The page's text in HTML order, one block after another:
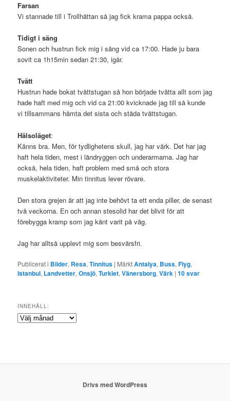
Farsan
Vi stannade till i Trollhättan så jag fick krama pappa också.
Tidigt i säng
Sonen och hustrun fick mig i säng vid ca 17:00. Hade ju bara
sovit ca 1h15min sedan 21:30, igår.
Tvätt
Hustrun hade bokat tvättstugan så hon började tvätta allt som jag
hade haft med mig och vid ca 21:00 kvicknade jag till så kunde
vi tillsammans hämta det sista och städa tvättstugan.
Hälsoläget:
Känns bra. Men, för tydlighetens skull, jag har värk. Det har jag
haft hela tiden, mest i ländryggen och underarmarna. Jag har
också, hela tiden, haft problem med små och stora
muskelaktiviteter. Min tinnitus lever rövare.
Den stora grejen är att jag inte behövt ta ett enda piller, de senast
två veckorna. En och annan stesolid har det blivit för att
förebygga kramp som jag känt varit på väg.
Jag har alltså upplevt mig som besvärsfri.
Publicerat i Bilder, Resa,Tinnitus | MärktAntalya, Buss,Flyg,
Istanbul, Landvetter,Onsjö,Turkiet,Vänersborg,Värk |10svar
INNEHÅLL:
Innehåll:
Drivs med WordPress